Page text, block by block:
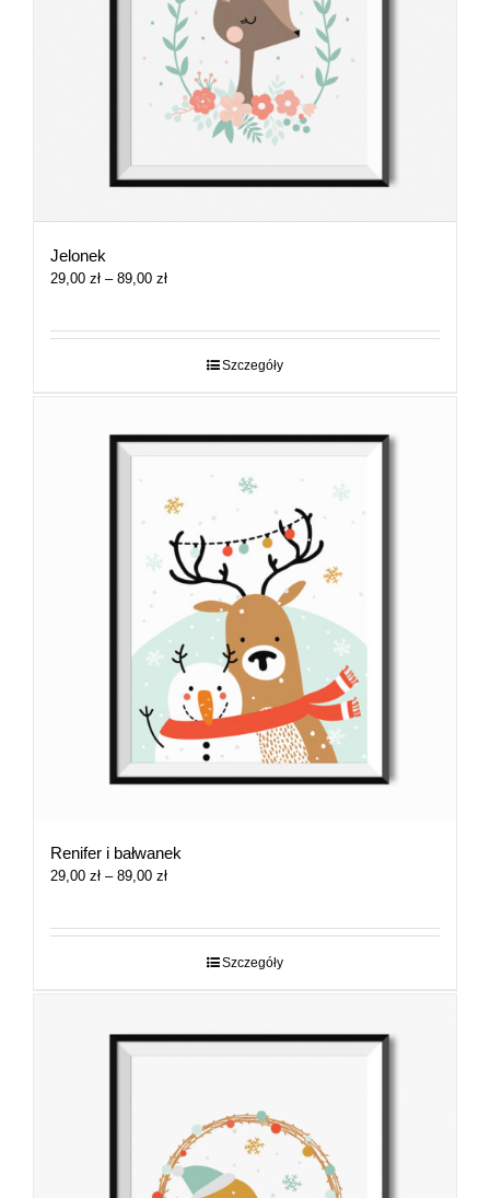
Jelonek
29,00 zł – 89,00 złZakres
29,00 zł
Szczegóły
Renifer i bałwanek
29,00 zł – 89,00 złZakres
29,00 zł
Szczegóły